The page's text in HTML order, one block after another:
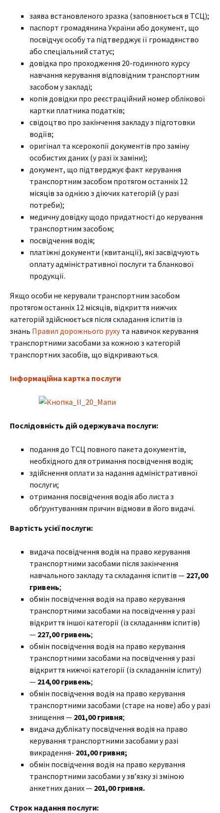
заява встановленого зразка (заповнюється в ТСЦ);
паспорт громадянина України або документ, що
посвідчує особу та підтверджує її громадянство
або спеціальний статус;
довідка про проходження 20-годинного курсу
навчання керування відповідним транспортним
засобом у закладі;
копія довідки про реєстраційний номер облікової
картки платника податків;
свідоцтво про закінчення закладу з підготовки
водіїв;
оригінал та ксерокопії документів про заміну
особистих даних (у разі їх заміни);
документ, що підтверджує факт керування
транспортним засобом протягом останніх 12
місяців за однією з діючих категорій (у разі
потреби);
медичну довідку щодо придатності до керування
транспортним засобом;
посвідчення водія;
платіжні документи (квитанції), які засвідчують
оплату адміністративної послуги та бланкової
продукції.
Якщо особи не керували транспортним засобом
протягом останніх 12 місяців, відкриття нижчих
категорій здійснюється після складання іспитів із
знань Правил дорожнього рухута навичок керування
транспортними засобами за кожною з категорій
транспортних засобів, що відкриваються.
Інформаційна картка послуги
Послідовність дій одержувача послуги:
подання до ТСЦ повного пакета документів,
необхідного для отримання посвідчення водія;
здійснення оплати за надання адміністративної
послуги;
отримання посвідчення водія або листа з
обґрунтуванням причин відмови в його видачі.
Вартість усієї послуги:
видача посвідчення водія на право керування
транспортними засобами після закінчення
навчального закладу та складання іспитів — 227,00
гривень;
обмін посвідчення водія на право керування
транспортними засобами на посвідчення у разі
відкриття іншої категорії (із складанням іспитів)
— 227,00 гривень;
обмін посвідчення водія на право керування
транспортними засобами на посвідчення у разі
відкриття нижчої категорії (із складаннім іспиту)
— 214,00 гривень;
обмін посвідчення водія на право керування
транспортними засобами (старе на нове) або у разі
знищення — 201,00 гривня;
видача дублікату посвідчення водія на право
керування транспортними засобами у разі
викрадення- 201,00 гривня;
обмін посвідчення водія на право керування
транспортними засобами у зв’язку зі зміною
анкетних даних — 201,00 гривня.
Строк надання послуги: